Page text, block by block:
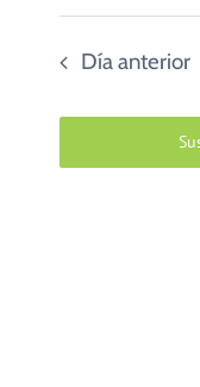
COMUNITARIOS
fecha.
Día anterior